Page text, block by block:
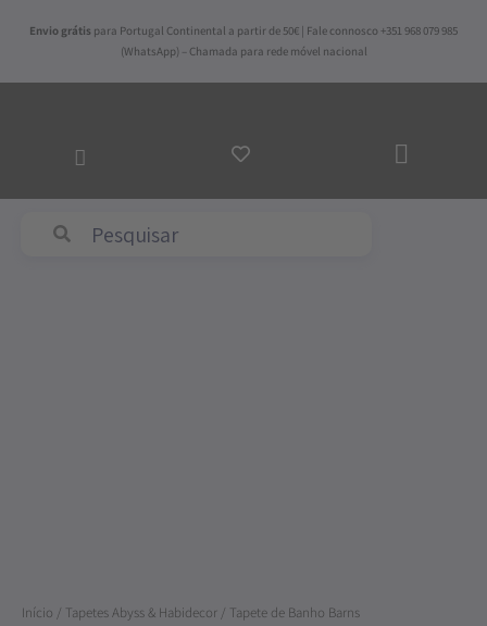
Envio grátis para Portugal Continental a partir de 50€ | Fale connosco +351 968 079 985
(WhatsApp) – Chamada para rede móvel nacional
AO
Início / Tapetes Abyss & Habidecor / Tapete de Banho Barns